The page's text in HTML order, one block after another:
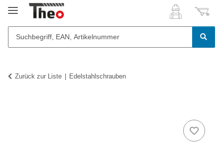
Zurück zur Liste Edelstahlschrauben